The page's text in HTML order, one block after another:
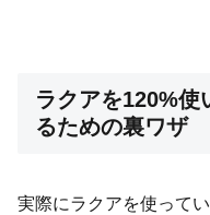
ラクアを120%使
るための裏ワザ
実際にラクアを使って